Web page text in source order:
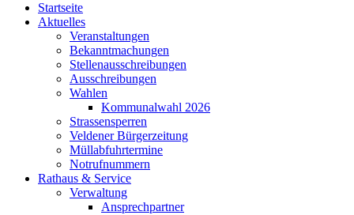
Startseite
Aktuelles
Veranstaltungen
Bekanntmachungen
Stellenausschreibungen
Ausschreibungen
Wahlen
Kommunalwahl 2026
Strassensperren
Veldener Bürgerzeitung
Müllabfuhrtermine
Notrufnummern
Rathaus & Service
Verwaltung
Ansprechpartner